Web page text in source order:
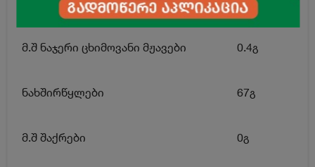
მ.შ ნაჯერი ცხიმოვანი მჟავები 0.4გ
ნახშირწყლები 67გ
მ.შ შაქრები 0გ